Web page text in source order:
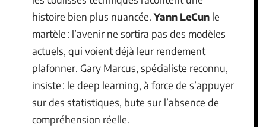
histoire bien plus nuancée.Yann LeCun le
martèle : l’avenir ne sortira pas des modèles
actuels, qui voient déjà leur rendement
plafonner. Gary Marcus, spécialiste reconnu,
insiste : le deep learning, à force de s’appuyer
sur des statistiques, bute sur l’absence de
compréhension réelle.